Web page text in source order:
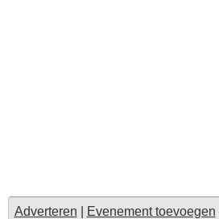
Adverteren Evenement toevoegen